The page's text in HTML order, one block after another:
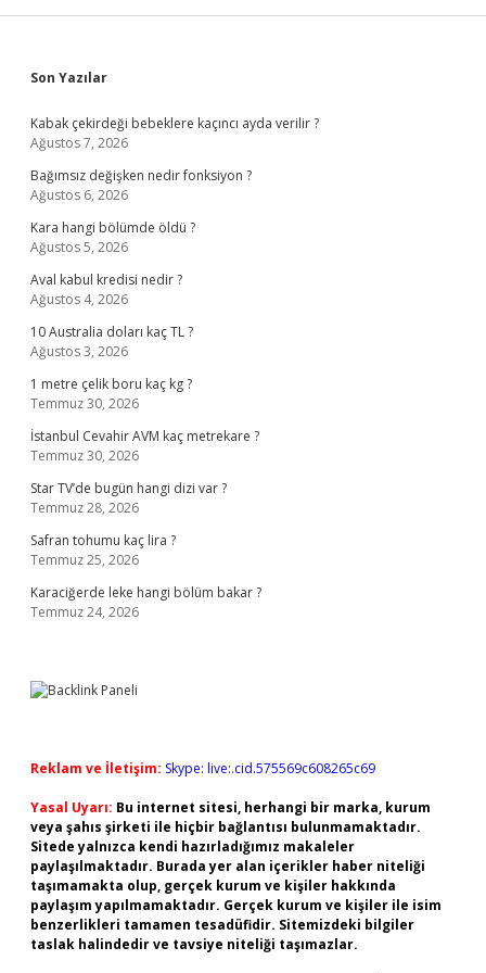
Sidebar
Son Yazılar
Kabak çekirdeği bebeklere kaçıncı ayda verilir ?
Ağustos 7, 2026
Bağımsız değişken nedir fonksiyon ?
Ağustos 6, 2026
Kara hangi bölümde öldü ?
Ağustos 5, 2026
Aval kabul kredisi nedir ?
Ağustos 4, 2026
10 Australia doları kaç TL ?
Ağustos 3, 2026
1 metre çelik boru kaç kg ?
Temmuz 30, 2026
İstanbul Cevahir AVM kaç metrekare ?
Temmuz 30, 2026
Star TV’de bugün hangi dizi var ?
Temmuz 28, 2026
Safran tohumu kaç lira ?
Temmuz 25, 2026
Karaciğerde leke hangi bölüm bakar ?
Temmuz 24, 2026
Reklam ve İletişim: Skype: live:.cid.575569c608265c69
Yasal Uyarı: Bu internet sitesi, herhangi bir marka, kurum
veya şahıs şirketi ile hiçbir bağlantısı bulunmamaktadır.
Sitede yalnızca kendi hazırladığımız makaleler
paylaşılmaktadır. Burada yer alan içerikler haber niteliği
taşımamakta olup, gerçek kurum ve kişiler hakkında
paylaşım yapılmamaktadır. Gerçek kurum ve kişiler ile isim
benzerlikleri tamamen tesadüfidir. Sitemizdeki bilgiler
taslak halindedir ve tavsiye niteliği taşımazlar.